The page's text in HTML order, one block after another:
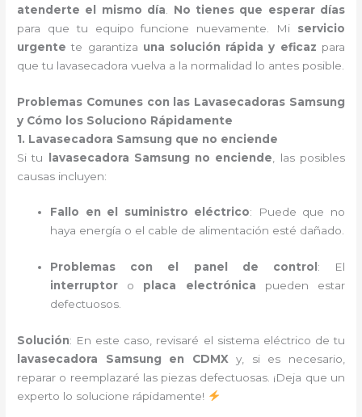
atenderte el mismo día
No tienes que esperar días
para que tu equipo funcione nuevamente. Mi servicio
urgente te garantiza una solución rápida y eficaz para
que tu lavasecadora vuelva a la normalidad lo antes posible.
Problemas Comunes con las Lavasecadoras Samsung
y Cómo los Soluciono Rápidamente
1. Lavasecadora Samsung que no enciende
Si tu lavasecadora Samsung no enciende , las posibles
causas incluyen:
Fallo en el suministro eléctrico: Puede que no
haya energía o el cable de alimentación esté dañado.
Problemas con el panel de control : El
interruptor o placa electrónica pueden estar
defectuosos.
Solución: En este caso, revisaré el sistema eléctrico de tu
lavasecadora Samsung en CDMX y, si es necesario,
reparar o reemplazaré las piezas defectuosas. ¡Deja que un
experto lo solucione rápidamente!